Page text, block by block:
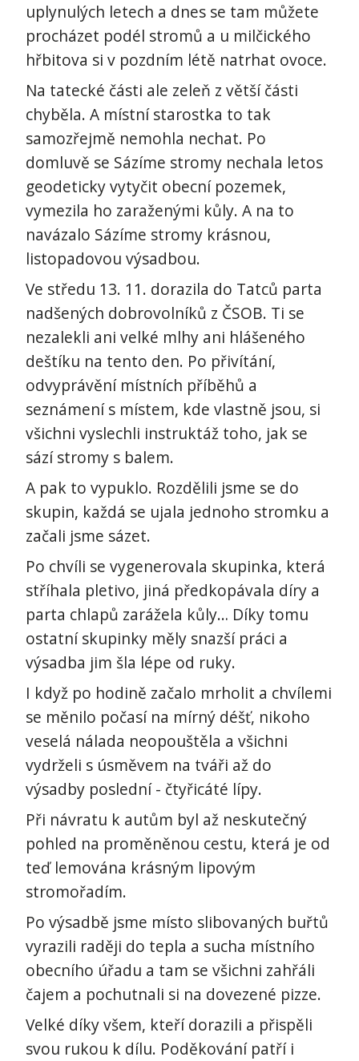
uplynulých letech a dnes se tam můžete
procházet podél stromů a u milčického
hřbitova si v pozdním létě natrhat ovoce.
Na tatecké části ale zeleň z větší části
chyběla. A místní starostka to tak
samozřejmě nemohla nechat. Po
domluvě se Sázíme stromy nechala letos
geodeticky vytyčit obecní pozemek,
vymezila ho zaraženými kůly. A na to
navázalo Sázíme stromy krásnou,
listopadovou výsadbou.
Ve středu 13. 11. dorazila do Tatců parta
nadšených dobrovolníků z ČSOB. Ti se
nezalekli ani velké mlhy ani hlášeného
deštíku na tento den. Po přivítání,
odvyprávění místních příběhů a
seznámení s místem, kde vlastně jsou, si
všichni vyslechli instruktáž toho, jak se
sází stromy s balem.
A pak to vypuklo. Rozdělili jsme se do
skupin, každá se ujala jednoho stromku a
začali jsme sázet.
Po chvíli se vygenerovala skupinka, která
stříhala pletivo, jiná předkopávala díry a
parta chlapů zarážela kůly… Díky tomu
ostatní skupinky měly snazší práci a
výsadba jim šla lépe od ruky.
I když po hodině začalo mrholit a chvílemi
se měnilo počasí na mírný déšť, nikoho
veselá nálada neopouštěla a všichni
vydrželi s úsměvem na tváři až do
výsadby poslední - čtyřicáté lípy.
Při návratu k autům byl až neskutečný
pohled na proměněnou cestu, která je od
teď lemována krásným lipovým
stromořadím.
Po výsadbě jsme místo slibovaných buřtů
vyrazili raději do tepla a sucha místního
obecního úřadu a tam se všichni zahřáli
čajem a pochutnali si na dovezené pizze.
Velké díky všem, kteří dorazili a přispěli
svou rukou k dílu. Poděkování patří i